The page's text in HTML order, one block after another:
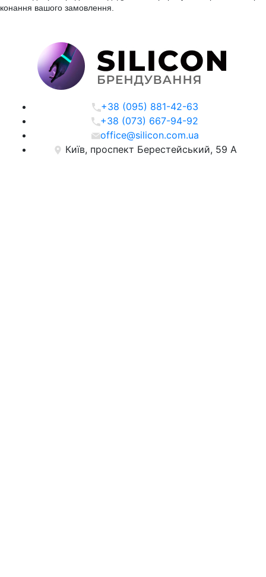
вашого замовлення.
+38 (095) 881-42-63
+38 (073) 667-94-92
office@silicon.com.ua
Київ, проспект Берестейський, 59 А